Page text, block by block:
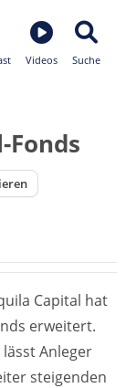
Videos Suche
Capital hat
erweitert.
lässt Anleger
steigenden